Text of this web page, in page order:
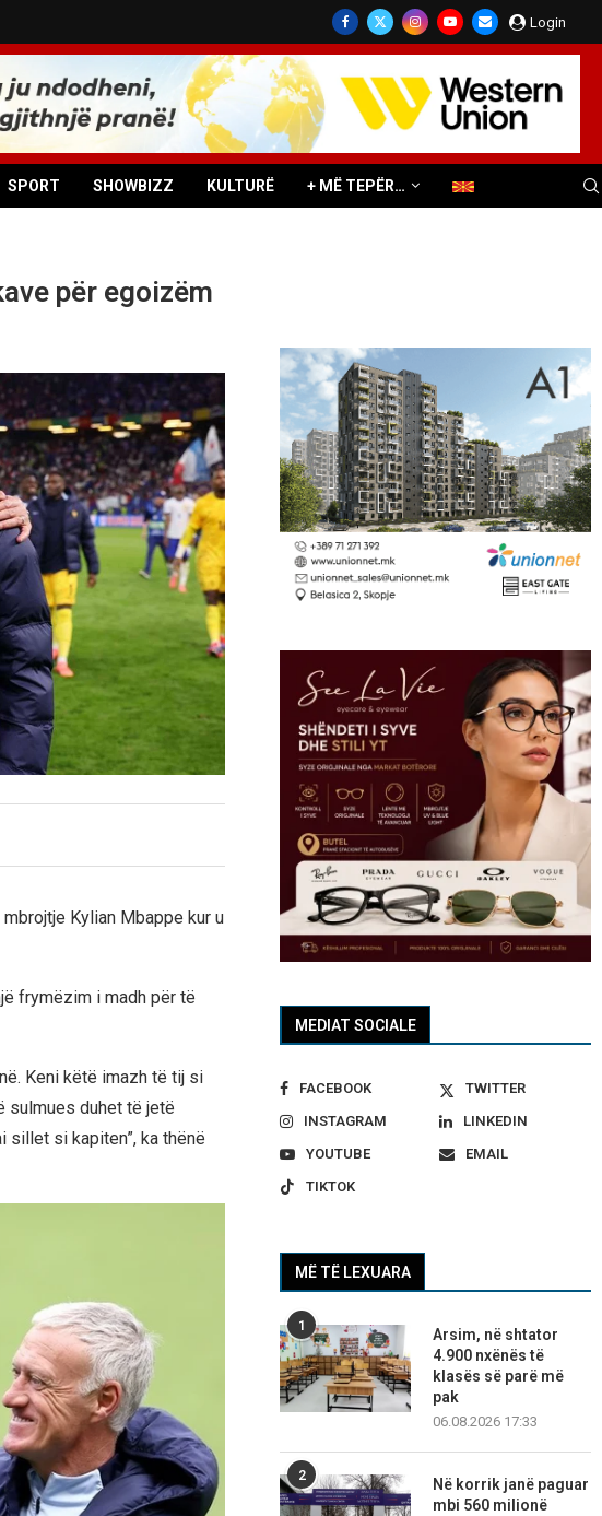
Login
SPORT SHOWBIZZ KULTURË + MË TEPËR…
për egoizëm
Kylian Mbappe kur u
frymëzim i madh për të
Keni këtë imazh të tij si
sulmues duhet të jetë
sillet si kapiten”, ka thënë
MEDIAT SOCIALE
FACEBOOK
TWITTER
INSTAGRAM
LINKEDIN
YOUTUBE
EMAIL
TIKTOK
MË TË LEXUARA
1
Arsim, në shtator
4.900 nxënës të
klasës së parë më
pak
06.08.2026 17:33
2
Në korrik janë paguar
mbi 560 milionë